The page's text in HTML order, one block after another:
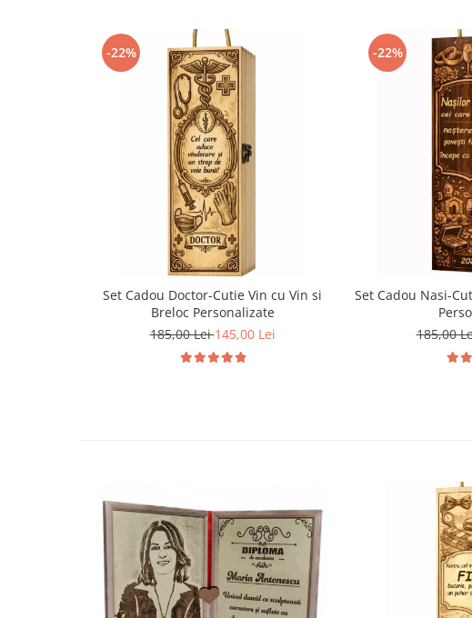
-22%
Set Cadou Doctor-Cutie Vin cu Vin si
Breloc Personalizate
185,00 Lei145,00 Lei
-22%
Set Cadou Nasi-
185,00